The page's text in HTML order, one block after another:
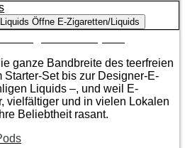
Öffne E-Zigaretten/Liquids
ganze Bandbreite des teerfreien
Starter-Set bis zur Designer-E-
Liquids –, und weil E-
vielfältiger und in vielen Lokalen
Beliebtheit rasant.